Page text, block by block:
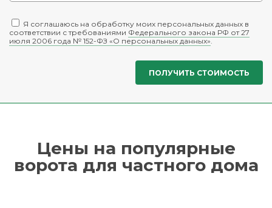
Я соглашаюсь на обработку моих персональных данных в
соответствии с требованиями Федерального закона РФ от 27
июля 2006 года № 152-ФЗ «О персональных данных».
Цены на популярные
ворота для частного дома